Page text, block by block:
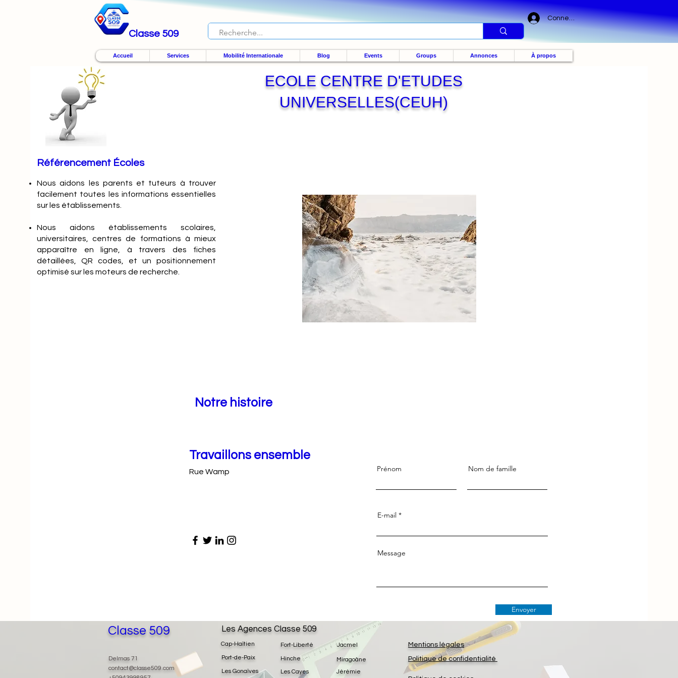
Classe 509
Connexion
Accueil Services Mobilité Internationale Blog Events Groups Annonces À propos
Référencement Écoles
Nousaidons les parents et tuteurs à trouver
facilement toutes les informations essentielles
sur les établissements.
Nous aidons établissements scolaires,
universitaires, centres de formations à mieux
apparaître en ligne, à travers des fiches
détaillées, QR codes, et un positionnement
optimisé sur les moteurs de recherche.
ECOLE CENTRE D'ETUDES
UNIVERSELLES(CEUH)
Notre histoire
Travaillons ensemble
Rue Wamp Prénom Nom de famille
E-mail
Message
Envoyer
Classe 509
Delmas 71
contact@classe509.com
Fort-Liberté
Hinche
Les Cayes
Jacmel
Jérémie
Miragoâne
Les Agences Classe 509
Cap-Haïtien
Port-de-Paix
Les Gonaïves
Mentions légales
Politique de confidentialité